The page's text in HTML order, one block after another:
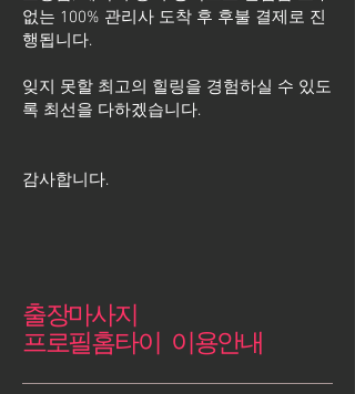
없는 100% 관리사 도착 후 후불 결제로 진
행됩니다.
잊지 못할 최고의 힐링을 경험하실 수 있도
록 최선을 다하겠습니다.
​감사합니다.
출장마사지
프로필홈타이 이용안내